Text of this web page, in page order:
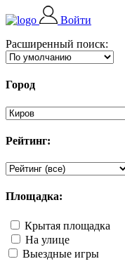
Войти
Расширенный поиск:
Город
Рейтинг:
Площадка:
Крытая площадка
На улице
Выездные игры